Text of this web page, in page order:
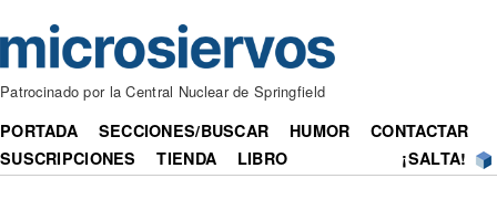
Patrocinado por la Central Nuclear de Springfield
PORTADA SECCIONES/BUSCAR HUMOR
CONTACTAR
SUSCRIPCIONES
TIENDA LIBRO ¡SALTA!